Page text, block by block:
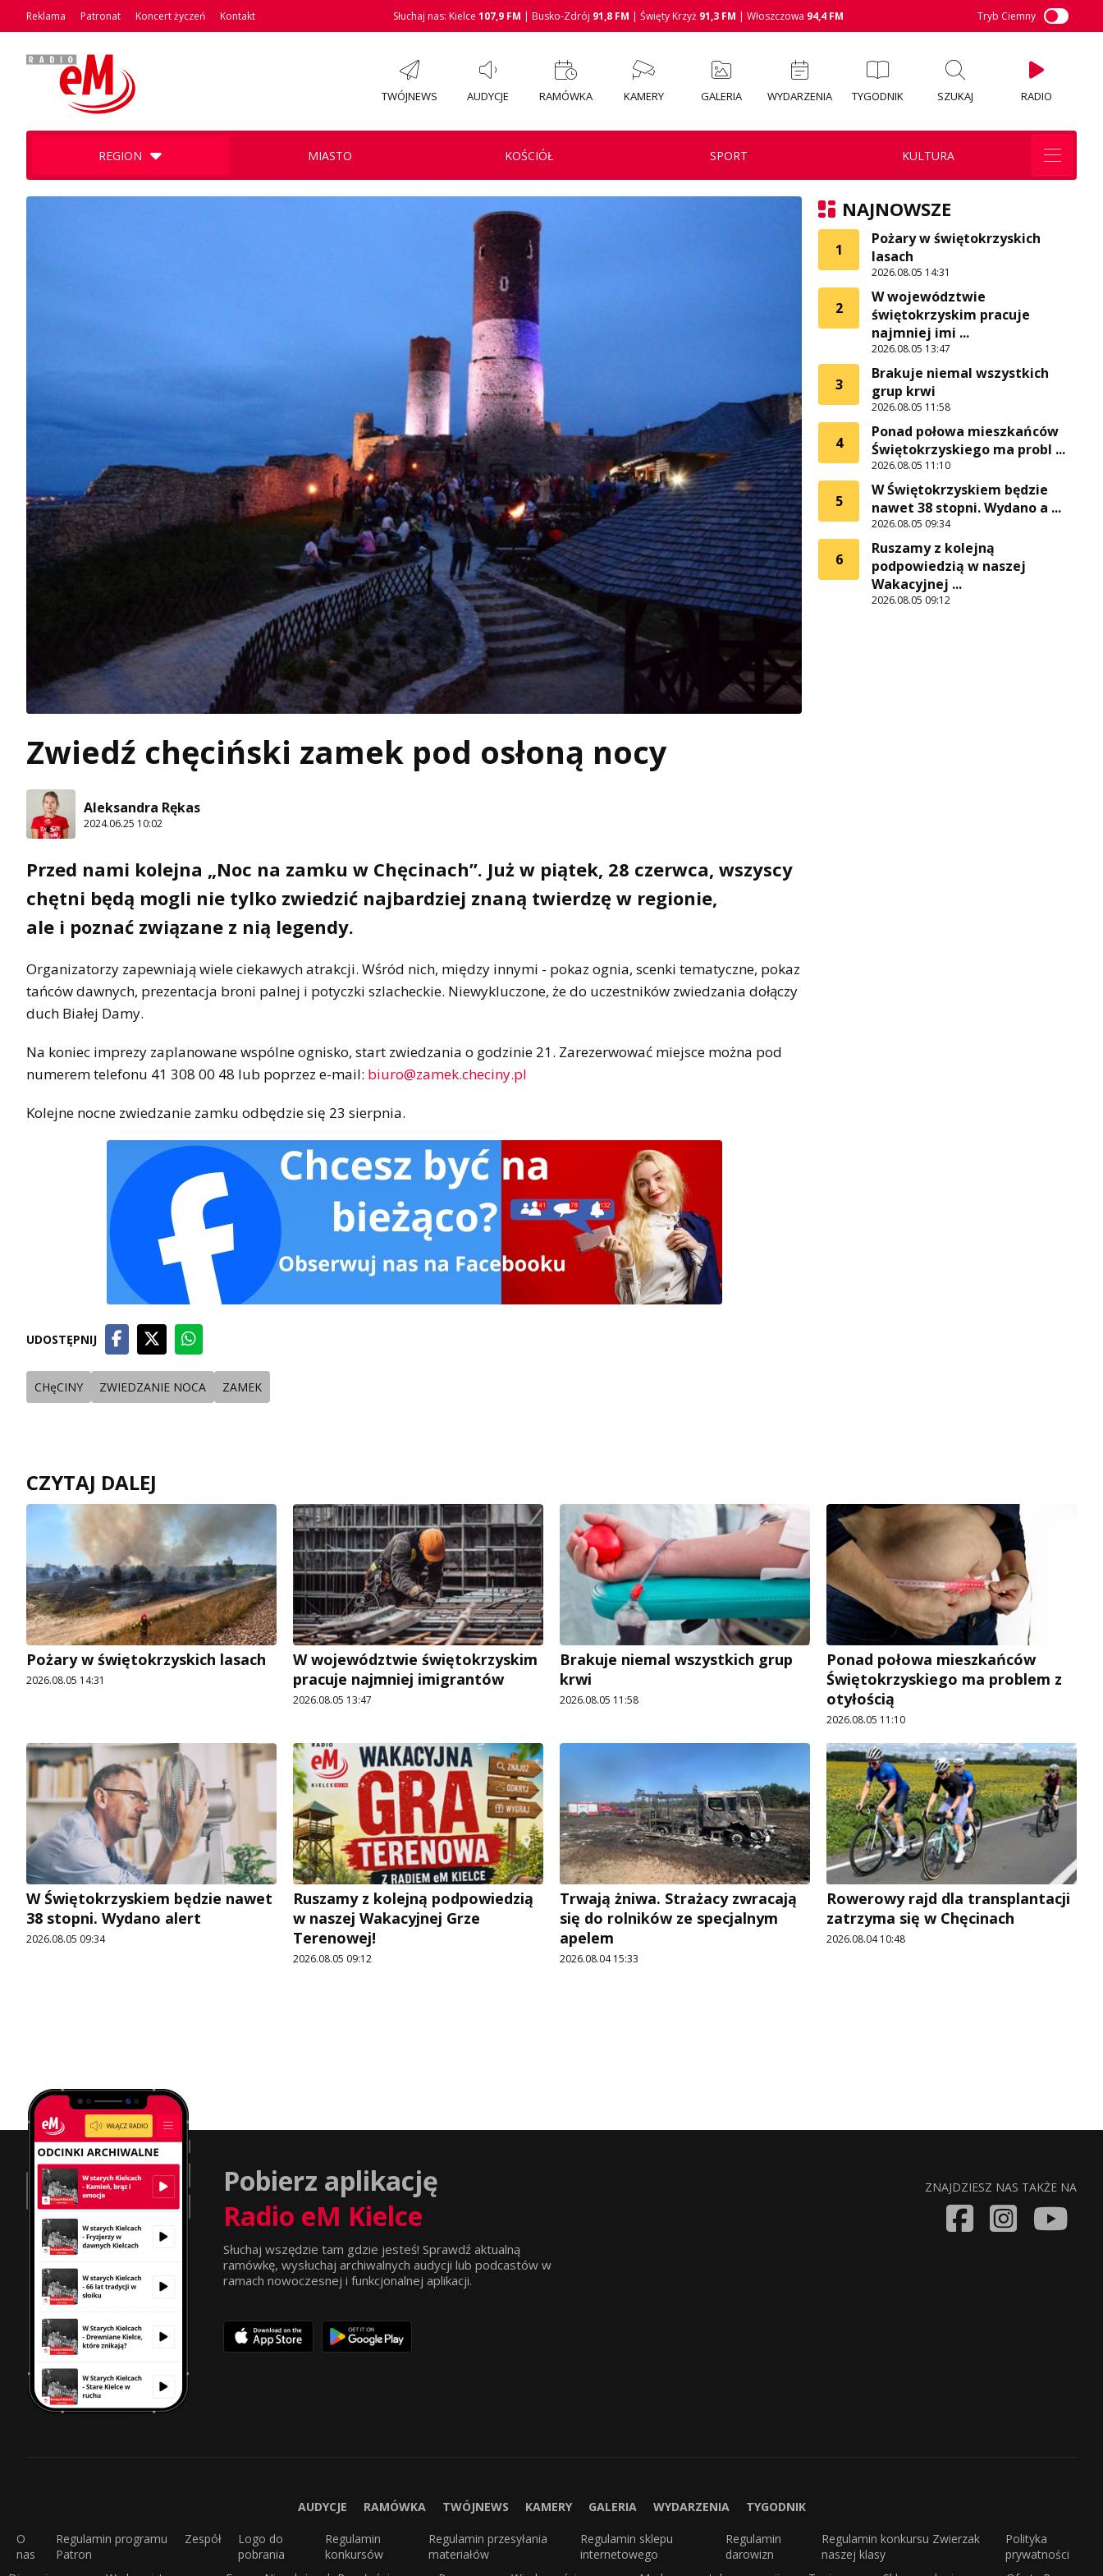
Reklama Patronat Koncert życzeń Kontakt Słuchaj nas: Kielce 107,9 FM | Busko-Zdrój 91,8 FM | Święty Krzyż 91,3 FM | Włoszczowa 94,4 FM Tryb Ciemny
TWÓJNEWS AUDYCJE RAMÓWKA KAMERY GALERIA WYDARZENIA TYGODNIK SZUKAJ RADIO
REGION MIASTO KOŚCIÓŁ SPORT KULTURA
Zwiedź chęciński zamek pod osłoną nocy
Aleksandra Rękas
2024.06.25 10:02
Przed nami kolejna „Noc na zamku w Chęcinach”. Już w piątek, 28 czerwca, wszyscy
chętni będą mogli nie tylko zwiedzić najbardziej znaną twierdzę w regionie,
ale i poznać związane z nią legendy.
Organizatorzy zapewniają wiele ciekawych atrakcji. Wśród nich, między innymi - pokaz ognia, scenki tematyczne, pokaz
tańców dawnych, prezentacja broni palnej i potyczki szlacheckie. Niewykluczone, że do uczestników zwiedzania dołączy
duch Białej Damy.
Na koniec imprezy zaplanowane wspólne ognisko, start zwiedzania o godzinie 21. Zarezerwować miejsce można pod
numerem telefonu 41 308 00 48 lub poprzez e-mail: biuro@zamek.checiny.pl
Kolejne nocne zwiedzanie zamku odbędzie się 23 sierpnia.
UDOSTĘPNIJ
CHęCINY ZWIEDZANIE NOCA ZAMEK
NAJNOWSZE
1
Pożary w świętokrzyskich
lasach
2026.08.05 14:31
2
W województwie
świętokrzyskim pracuje
najmniej imi ...
2026.08.05 13:47
3
Brakuje niemal wszystkich
grup krwi
2026.08.05 11:58
4
Ponad połowa mieszkańców
Świętokrzyskiego ma probl ...
2026.08.05 11:10
5
W Świętokrzyskiem będzie
nawet 38 stopni. Wydano a ...
2026.08.05 09:34
6
Ruszamy z kolejną
podpowiedzią w naszej
Wakacyjnej ...
2026.08.05 09:12
CZYTAJ DALEJ
Pożary w świętokrzyskich lasach
2026.08.05 14:31
W województwie świętokrzyskim
pracuje najmniej imigrantów
2026.08.05 13:47
Brakuje niemal wszystkich grup
krwi
2026.08.05 11:58
Ponad połowa mieszkańców
Świętokrzyskiego ma problem z
otyłością
2026.08.05 11:10
W Świętokrzyskiem będzie nawet
38 stopni. Wydano alert
2026.08.05 09:34
Ruszamy z kolejną podpowiedzią
w naszej Wakacyjnej Grze
Terenowej!
2026.08.05 09:12
Trwają żniwa. Strażacy zwracają
się do rolników ze specjalnym
apelem
2026.08.04 15:33
Rowerowy rajd dla transplantacji
zatrzyma się w Chęcinach
2026.08.04 10:48
Pobierz aplikację
Radio eM Kielce
Słuchaj wszędzie tam gdzie jesteś! Sprawdź aktualną
ramówkę, wysłuchaj archiwalnych audycji lub podcastów w
ramach nowoczesnej i funkcjonalnej aplikacji.
ZNAJDZIESZ NAS TAKŻE NA
AUDYCJE RAMÓWKA TWÓJNEWS KAMERY GALERIA WYDARZENIA TYGODNIK
O
nas
Regulamin programu
Patron
Zespół
Logo do
pobrania
Regulamin
konkursów
Regulamin przesyłania
materiałów
Regulamin sklepu
internetowego
Regulamin
darowizn
Regulamin konkursu Zwierzak
naszej klasy
Polityka
prywatności